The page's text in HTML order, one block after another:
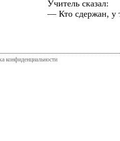
Учитель сказал:
— Кто сдержан, у
конфиденциальности